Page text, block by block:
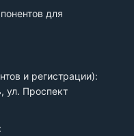
для
и регистрации):
ул. Проспект